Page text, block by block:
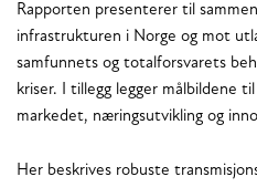
Rapporten presenterer til
infrastrukturen i Norge og mot
samfunnets og totalforsvarets
kriser. I tillegg legger målbildene
markedet, næringsutvikling og
Her beskrives robuste